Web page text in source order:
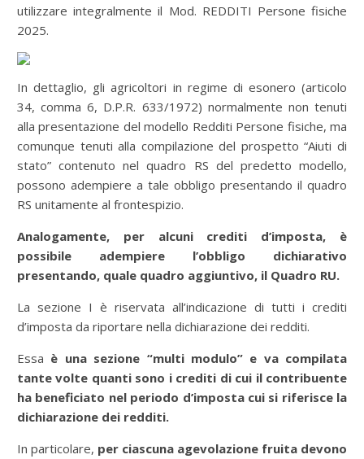
utilizzare integralmente il Mod. REDDITI Persone fisiche
2025.
In dettaglio, gli agricoltori in regime di esonero (articolo
34, comma 6, D.P.R. 633/1972) normalmente non tenuti
alla presentazione del modello Redditi Persone fisiche, ma
comunque tenuti alla compilazione del prospetto “Aiuti di
stato” contenuto nel quadro RS del predetto modello,
possono adempiere a tale obbligo presentando il quadro
RS unitamente al frontespizio.
Analogamente, per alcuni crediti d’imposta, è
possibile adempiere l’obbligo dichiarativo
presentando, quale quadro aggiuntivo, il Quadro RU.
La sezione I è riservata all’indicazione di tutti i crediti
d’imposta da riportare nella dichiarazione dei redditi.
Essa è una sezione “multi modulo” e va compilata
tante volte quanti sono i crediti di cui il contribuente
ha beneficiato nel periodo d’imposta cui si riferisce la
dichiarazione dei redditi.
In particolare, per ciascuna agevolazione fruita devono